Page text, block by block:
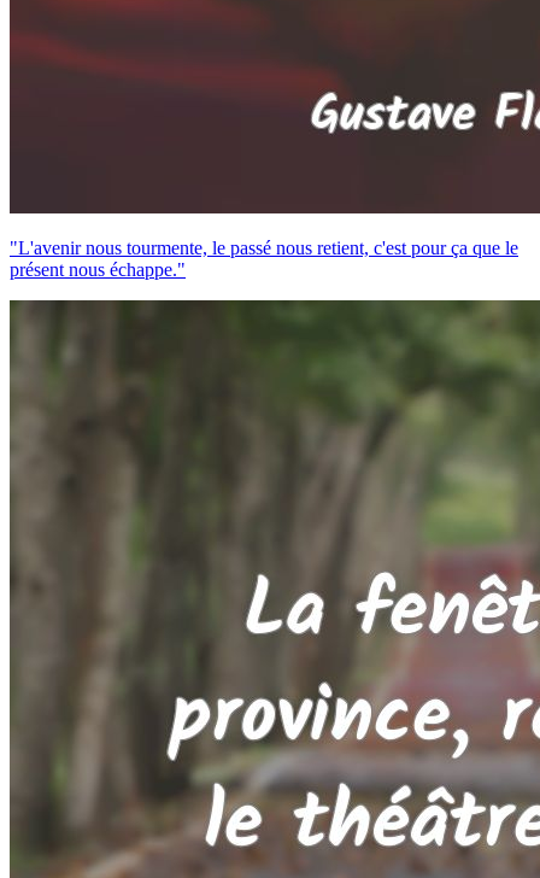
"L'avenir nous tourmente, le passé nous retient, c'est pour ça que le
présent nous échappe."